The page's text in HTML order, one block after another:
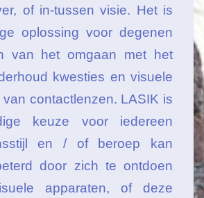
of in-tussen visie. Het is
oplossing voor degenen
van het omgaan met het
kwesties en visuele
van contactlenzen. LASIK is
keuze voor iedereen
en / of beroep kan
door zich te ontdoen
apparaten, of deze